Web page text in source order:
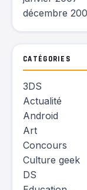
décembre
CATÉGORIES
3DS
Actualité
Android
Art
Concours
Culture geek
DS